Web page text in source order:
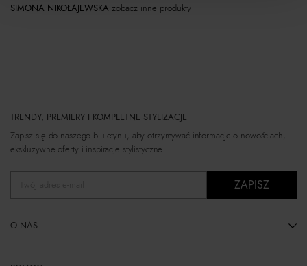
SIMONA NIKOŁAJEWSKA zobacz inne produkty
TRENDY, PREMIERY I KOMPLETNE STYLIZACJE
Zapisz się do naszego biuletynu, aby otrzymywać informacje o nowościach,
ekskluzywne oferty i inspiracje stylistyczne.
ZAPISZ
O NAS